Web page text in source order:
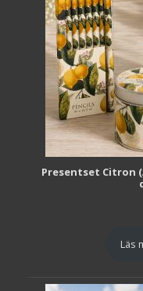
Presentset Citron
Läs